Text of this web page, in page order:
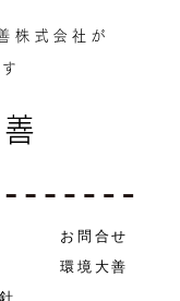
お問合せ
環境大善